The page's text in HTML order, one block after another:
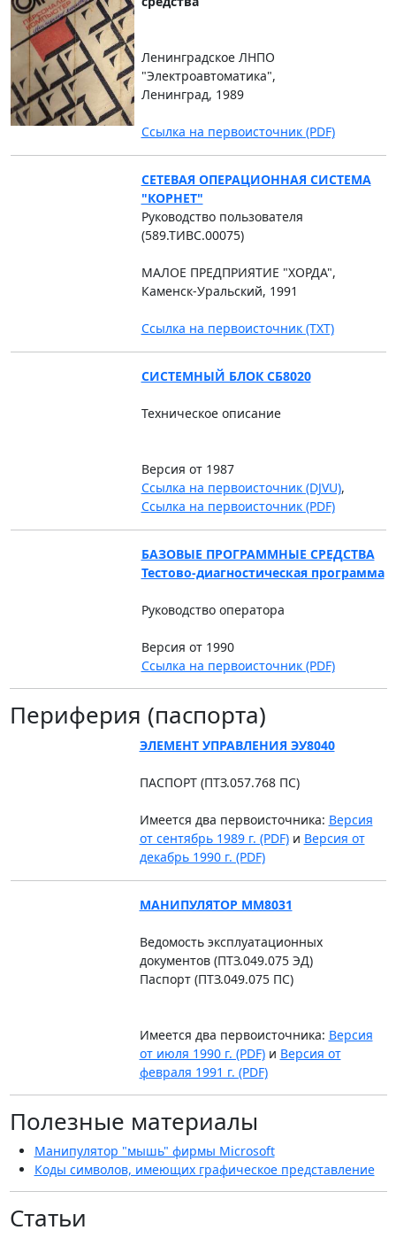
Ленинградское ЛНПО
"Электроавтоматика",
Ленинград, 1989
Ссылка на первоисточник (PDF)
СЕТЕВАЯ ОПЕРАЦИОННАЯ СИСТЕМА
"КОРНЕТ"
Руководство пользователя
(589.ТИВС.00075)
МАЛОЕ ПРЕДПРИЯТИЕ "ХОРДА",
Каменск-Уральский, 1991
Ссылка на первоисточник (TXT)
СИСТЕМНЫЙ БЛОК СБ8020
Техническое описание
Версия от 1987
Ссылка на первоисточник (DJVU),
Ссылка на первоисточник (PDF)
БАЗОВЫЕ ПРОГРАММНЫЕ СРЕДСТВА
Тестово-диагностическая программа
Руководство оператора
Версия от 1990
Ссылка на первоисточник (PDF)
Периферия (паспорта)
ЭЛЕМЕНТ УПРАВЛЕНИЯ ЭУ8040
ПАСПОРТ (ПТЗ.057.768 ПС)
Имеется два первоисточника: Версия
от сентябрь 1989 г. (PDF)и Версия от
декабрь 1990 г. (PDF)
МАНИПУЛЯТОР ММ8031
Ведомость эксплуатационных
документов (ПТЗ.049.075 ЭД)
Паспорт (ПТЗ.049.075 ПС)
Имеется два первоисточника: Версия
от июля 1990 г. (PDF)и Версия от
февраля 1991 г. (PDF)
Полезные материалы
Манипулятор "мышь" фирмы Microsoft
Коды символов, имеющих графическое представление
Статьи